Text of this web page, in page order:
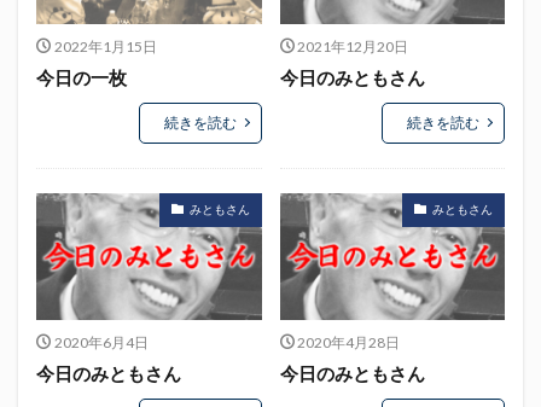
2022年1月15日
今日の一枚
続きを読む
2021年12月20日
今日のみともさん
続きを読む
みともさん
2020年6月4日
今日のみともさん
みともさん
2020年4月28日
今日のみともさん
ビックボンバーズ
ビッグボンバーズ
ペニーゆうすけ
ホッピー
ヤマダネコ
ヴィッセル神戸 七尾たくあん
三保
三和酒造
三和酒造場
三島カツオ
三遠ネオフェニックス
下島さん
京都サンガF.C.
伊東市
伊藤食品 伊豆急行
修善寺サイダー
初亀
初亀醸造 勉三さん
勝俣州和
吉田義元
名古屋グランパス 君盃酒造
周年祭
呼び込み君
土井酒造場
型抜き
埼玉西武ライオンズ
大村屋酒造場